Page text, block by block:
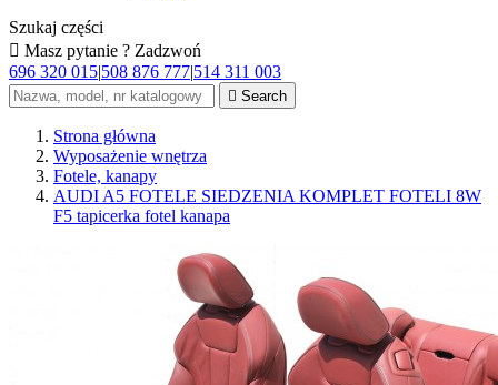
Szukaj części
 Masz pytanie ? Zadzwoń
696 320 015|508 876 777|514 311 003
 Search
Strona główna
Wyposażenie wnętrza
Fotele, kanapy
AUDI A5 FOTELE SIEDZENIA KOMPLET FOTELI 8W
F5 tapicerka fotel kanapa